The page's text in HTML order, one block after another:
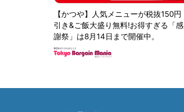
【かつや】人気メニューが税抜150円
引き&ご飯大盛り無料!お得すぎる「感
謝祭」は8月14日まで開催中。